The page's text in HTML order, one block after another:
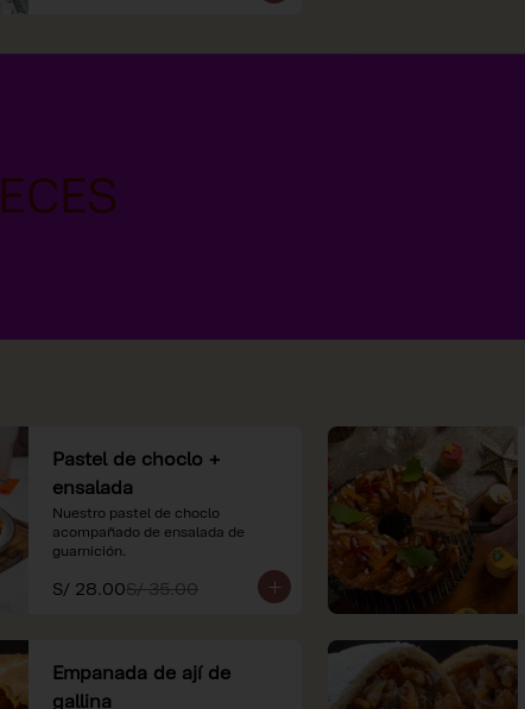
Pastel de choclo +
ensalada
Nuestro pastel de choclo
acompañado de ensalada de
guarnición.
S/ 28.00S/ 35.00
Empanada de ají de
gallina